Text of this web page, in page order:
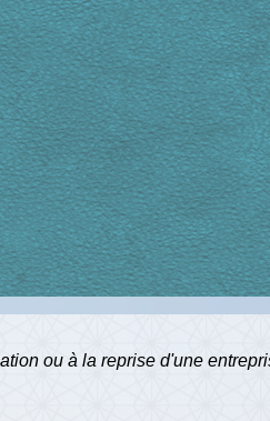
ou à la reprise d'une